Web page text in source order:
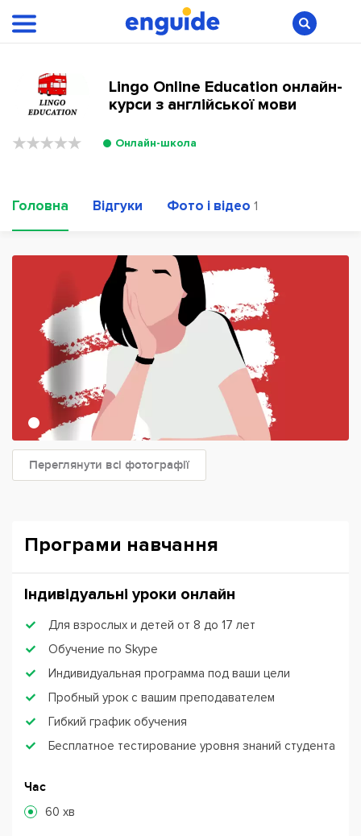
Lingo Online Education онлайн-
курси з англійської мови
Онлайн-школа
Головна Відгуки Фото і відео 1
Переглянути всі фотографії
Програми навчання
Індивідуальні уроки онлайн
Для взрослых и детей от 8 до 17 лет
Обучение по Skype
Индивидуальная программа под ваши цели
Пробный урок с вашим преподавателем
Гибкий график обучения
Бесплатное тестирование уровня знаний студента
Час
60 хв